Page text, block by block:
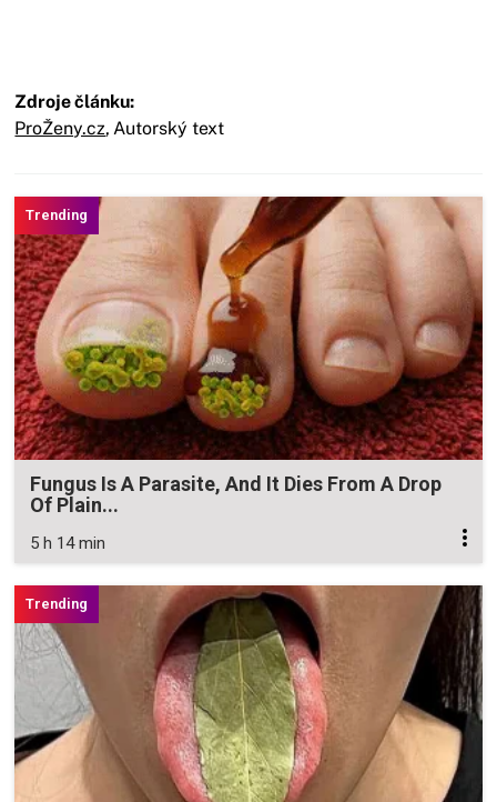
Zdroje článku:
ProŽeny.cz, Autorský text
Fungus Is A Parasite, And It Dies From A Drop
Of Plain...
5 h 14 min